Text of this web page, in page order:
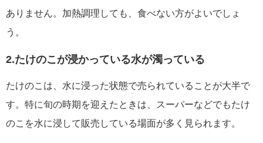
ありません。加熱調理しても、食べない方がよいでしょ
う。
2.たけのこが浸かっている水が濁っている
たけのこは、水に浸った状態で売られていることが大半で
す。特に旬の時期を迎えたときは、スーパーなどでもたけ
のこを水に浸して販売している場面が多く見られます。